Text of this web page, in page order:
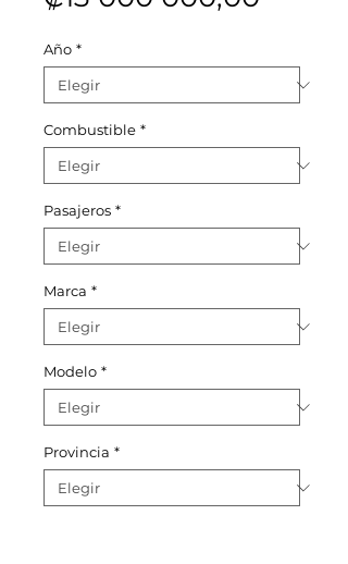
Año *
Combustible *
Pasajeros *
Marca *
Modelo *
Provincia *